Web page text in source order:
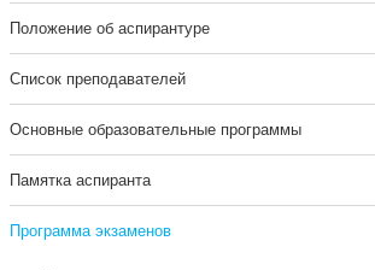
Положение об аспирантуре
Список преподавателей
Основные образовательные программы
Памятка аспиранта
Программа экзаменов